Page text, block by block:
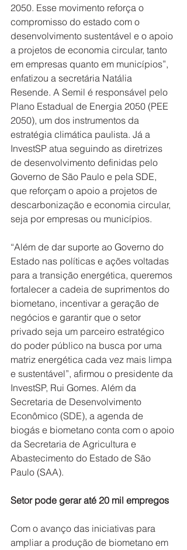
2050. Esse movimento reforça o
compromisso do estado com o
desenvolvimento sustentável e o apoio
a projetos de economia circular, tanto
em empresas quanto em municípios”,
enfatizou a secretária Natália
Resende. A Semil é responsável pelo
Plano Estadual de Energia 2050 (PEE
2050), um dos instrumentos da
estratégia climática paulista. Já a
InvestSP atua seguindo as diretrizes
de desenvolvimento definidas pelo
Governo de São Paulo e pela SDE,
que reforçam o apoio a projetos de
descarbonização e economia circular,
seja por empresas ou municípios.
“Além de dar suporte ao Governo do
Estado nas políticas e ações voltadas
para a transição energética, queremos
fortalecer a cadeia de suprimentos do
biometano, incentivar a geração de
negócios e garantir que o setor
privado seja um parceiro estratégico
do poder público na busca por uma
matriz energética cada vez mais limpa
e sustentável”, afirmou o presidente da
InvestSP, Rui Gomes. Além da
Secretaria de Desenvolvimento
Econômico (SDE), a agenda de
biogás e biometano conta com o apoio
da Secretaria de Agricultura e
Abastecimento do Estado de São
Paulo (SAA).
Setor pode gerar até 20 mil empregos
Com o avanço das iniciativas para
ampliar a produção de biometano em